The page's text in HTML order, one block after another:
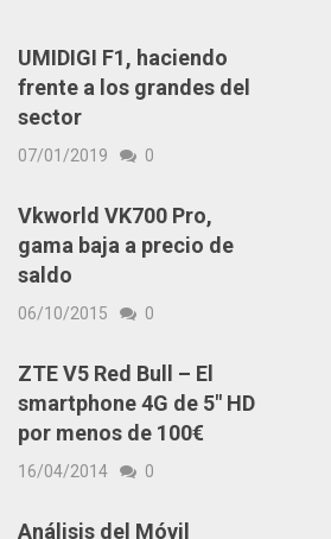
UMIDIGI F1, haciendo
frente a los grandes del
sector
07/01/2019 0
Vkworld VK700 Pro,
gama baja a precio de
saldo
06/10/2015 0
ZTE V5 Red Bull – El
smartphone 4G de 5″ HD
por menos de 100€
16/04/2014 0
Análisis del Móvil